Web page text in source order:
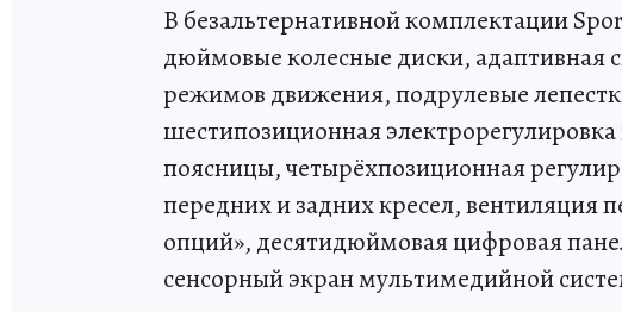
В безальтернативной комплектации
дюймовые колесные диски, адаптивная
режимов движения, подрулевые
шестипозиционная
поясницы, четырёхпозиционная
передних и задних кресел, вентиляция
опций», десятидюймовая цифровая
сенсорный экран мультимедийной